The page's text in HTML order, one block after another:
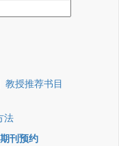
教授推荐书目
法
刊预约